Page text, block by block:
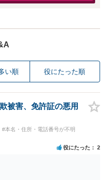
い順 役にたった順
被害、免許証の悪用
#本名・住所・電話番号が不明
役にたった 2